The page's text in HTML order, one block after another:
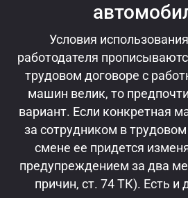
Условия
работодателя
трудовом договоре с
машин велик, то
вариант. Если конкретная
за сотрудником в
смене ее придется
предупреждением за два
причин, ст. 74 ТК). Есть и